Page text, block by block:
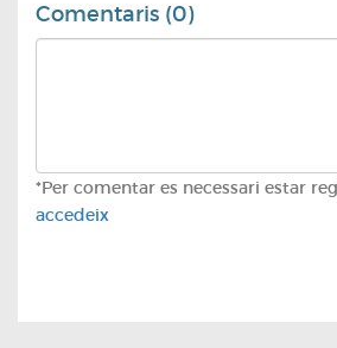
Comentaris (0)
*Per comentar es necessari estar
accedeix